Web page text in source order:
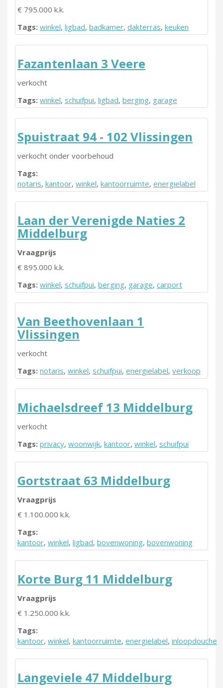
€ 795.000 k.k.
Tags: winkel, ligbad, badkamer, dakterras, keuken
Fazantenlaan 3 Veere
verkocht
Tags: winkel, schuifpui, ligbad, berging, garage
Spuistraat 94 - 102 Vlissingen
verkocht onder voorbehoud
Tags:
notaris, kantoor, winkel, kantoorruimte, energielabel
Laan der Verenigde Naties 2
Middelburg
Vraagprijs
€ 895.000 k.k.
Tags: winkel, schuifpui, berging, garage, carport
Van Beethovenlaan 1
Vlissingen
verkocht
Tags: notaris, winkel, schuifpui, energielabel, verkoop
Michaelsdreef 13 Middelburg
verkocht
Tags: privacy, woonwijk, kantoor, winkel, schuifpui
Gortstraat 63 Middelburg
Vraagprijs
€ 1.100.000 k.k.
Tags:
kantoor, winkel, ligbad, bovenwoning, bovenwoning
Korte Burg 11 Middelburg
Vraagprijs
€ 1.250.000 k.k.
Tags:
kantoor, winkel, kantoorruimte, energielabel, inloopdouche
Langeviele 47 Middelburg